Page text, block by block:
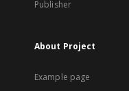
Publisher
About Project
Example page